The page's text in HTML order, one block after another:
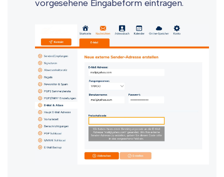
vorgesehene Eingabeform eintragen.